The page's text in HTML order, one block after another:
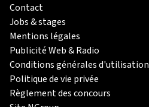
Contact
Jobs & stages
Mentions légales
Publicité Web & Radio
Conditions générales d'utilisation
Politique de vie privée
Règlement des concours